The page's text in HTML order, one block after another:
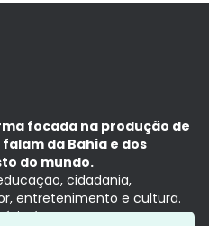
focada na produção de
da Bahia e dos
do mundo.
cidadania,
entretenimento e cultura.
é no tempo presente,